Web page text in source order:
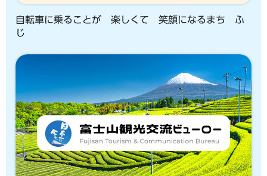
自転車に乗ることが 楽しくて 笑顔になるまち ふ
じ